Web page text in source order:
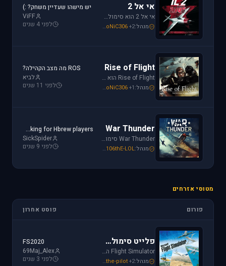
אי אל 2
אי אל 2 הוא סימולטור מלחמת העולם השניה מבית Oleg Maddox. טוס בספיטפייר ומוסטנג ושנה את ההיסטוריה במלחמות מעל שמי אירופה, צפון אפריקה והמזרח הרחוק.
מנהל: SoNiC306+2
יש מישהו שעדיין משחק? :)
ViFF
לפני 4 שנים
Rise of Flight
Rise of Flight הוא סימולטור מלחמת העולם הראשונה הטוב ביותר שיש! טוס בשמים הווירטואליים במטוסים האגדיים, Sopwith Camel, S.E.5a, Albatros D.Va וה-Fokker Dr.1 שטסו בהם אבירי מלחמת העולם. השמיים הווירטואליים צריכים אותך!
מנהל: Mike_69th SoNiC306+1
ROS מה מצב הקהילה?
לביא
לפני 11 שנים
War Thunder
War Thunder סימולטור טיסה קרבי השייך לתקופת מלחמת העולם השנייה, לכותר אפשרות לתפקד בקשת רחבה של רמות ריאליזם החל מאפשרות Arcade ועד לסימולטור של ממש.
מנהל: Mike_69th ,106thE-LOL
Looking for Hbrew players...
SickSpider
לפני 9 שנים
מטוסי אזרחים
פורום פוסט אחרון
פלייט סימולטור
Flight Simulator הוא סימולטור טיסה הפופולארי והריאליסטי ביותר בתחום התעופה האזרחית. שתף וקבל תמיכה עבור שדות תעופה, סינרים, צביעות ומטוסים עבור FSX ו-FS2004.
מנהל: Mike_69th ,the-pilot+2
FS2020
69Maj_Alex
לפני 3 שנים